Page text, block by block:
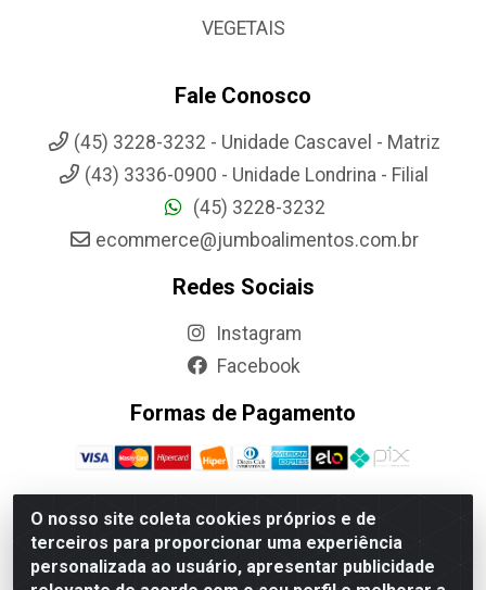
O nosso site coleta cookies próprios e de
terceiros para proporcionar uma experiência
personalizada ao usuário, apresentar publicidade
VEGETAIS
Fale Conosco
(45) 3228-3232 - Unidade Cascavel - Matriz
(43) 3336-0900 - Unidade Londrina - Filial
(45) 3228-3232
ecommerce@jumboalimentos.com.br
Redes Sociais
Instagram
Facebook
Formas de Pagamento
Jumbo Alimentos Cascavel - Matriz - Rua Itatiba Do Sul, 161 -
Santos Dumont, Cascavel-PR - CEP 85804-700- CNPJ